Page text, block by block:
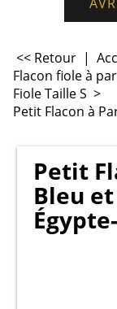
<< Retour |
Flacon fiole à
Fiole Taille S >
Petit Flacon à
Petit
Bleu